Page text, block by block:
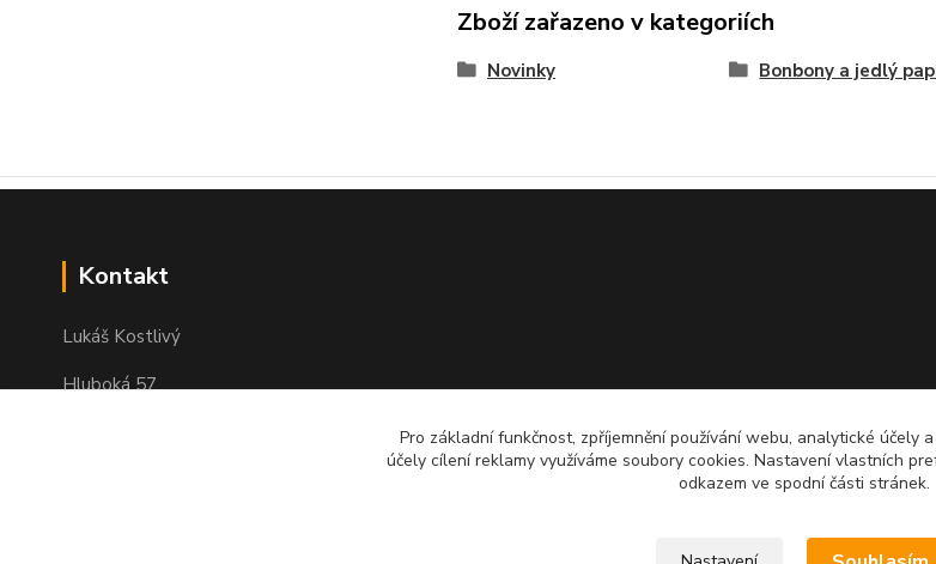
Zboží zařazeno v kategoriích
Novinky Bonbony a jedlý
Kontakt
Lukáš Kostlivý
Hluboká 57
Pro základní funkčnost, zpříjemnění používání webu, analytické účely
účely cílení reklamy využíváme soubory cookies. Nastavení vlastních
odkazem ve spodní části stránek.